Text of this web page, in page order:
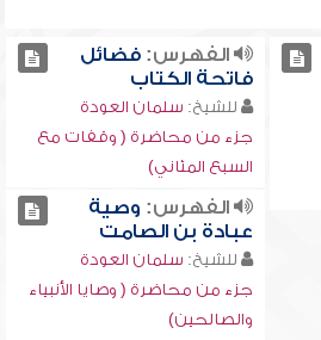
الفهرس:فضائل
فاتحة الكتاب
للشيخ: سلمان العودة
جزء من محاضرة ( وقفات مع
السبع المثاني)
الفهرس: وصية
عبادة بن الصامت
للشيخ: سلمان العودة
جزء من محاضرة ( وصايا الأنبياء
والصالحين)